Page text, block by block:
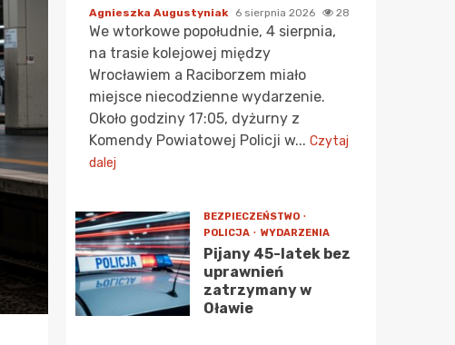
Agnieszka Augustyniak 6 sierpnia 2026 28
We wtorkowe popołudnie, 4 sierpnia,
na trasie kolejowej między
Wrocławiem a Raciborzem miało
miejsce niecodzienne wydarzenie.
Około godziny 17:05, dyżurny z
Komendy Powiatowej Policji w... Czytaj
dalej
BEZPIECZEŃSTWO
POLICJA
WYDARZENIA
Pijany 45-latek bez
uprawnień
zatrzymany w
Oławie